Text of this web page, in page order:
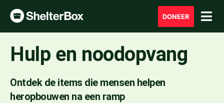
DONEER
Hulp en noodopvang
Ontdek de items die mensen helpen
heropbouwen na een ramp